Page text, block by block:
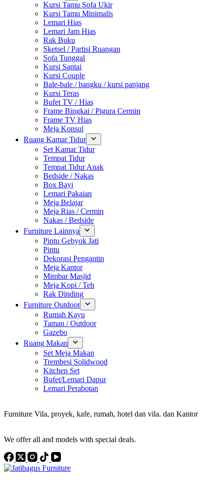
Kursi Tamu Sofa Ukir
Kursi Tamu Minimalis
Lemari Hias
Lemari Jam Hias
Rak Buku
Sketsel / Partisi Ruangan
Sofa Tunggal
Kursi Santai
Kursi Couple
Bale-bale / bangku / kursi panjang
Kursi Teras
Bufet TV / Hias
Frame Bingkai / Pigura Cermin
Frame TV Hias
Meja Konsul
Ruang Kamar Tidur
Set Kamar Tidur
Tempat Tidur
Tempat Tidur Anak
Bedside / Nakas
Box Bayi
Lemari Pakaian
Meja Belajar
Meja Rias / Cermin
Nakas / Bedside
Furniture Lainnya
Pintu Gebyok Jati
Pintu
Dekorasi Pengantin
Meja Kantor
Mimbar Masjid
Meja Kopi / Teh
Rak Dinding
Furniture Outdoor
Rumah Kayu
Taman / Outdoor
Gazebo
Ruang Makan
Set Meja Makan
Trembesi Solidwood
Kitchen Set
Bufet/Lemari Dapur
Lemari Perabotan
Furniture Vila, proyek, kafe, rumah, hotel dan vila. dan Kantor
We offer all and models with special deals.